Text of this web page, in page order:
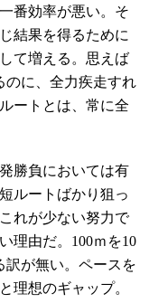
番効率が悪い。そ
結果を得るために
て増える。思えば
のに、全力疾走すれ
ートとは、常に全
勝負においては有
ルートばかり狙っ
れが少ない努力で
理由だ。100ｍを10
訳が無い。ペースを
理想のギャップ。